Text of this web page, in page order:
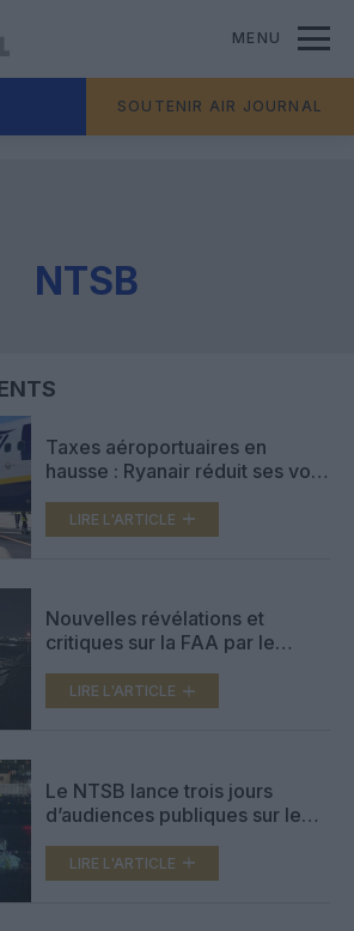
MENU
SOUTENIR AIR JOURNAL
NTSB
Taxes aéroportuaires en
hausse : Ryanair réduit ses vols
prochain
LIRE L'ARTICLE
Nouvelles révélations et
critiques sur la FAA par le
Washington (vidéo)
LIRE L'ARTICLE
Le NTSB lance trois jours
d’audiences publiques sur le
hélicoptère à Washington
LIRE L'ARTICLE